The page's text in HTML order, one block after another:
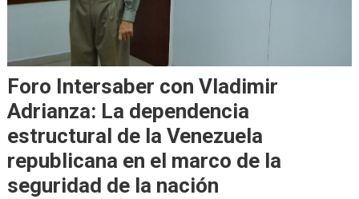
Foro Intersaber con Vladimir
Adrianza: La dependencia
estructural de la Venezuela
republicana en el marco de la
seguridad de la nación